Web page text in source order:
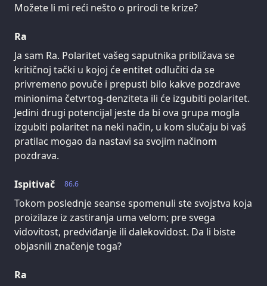
Možete li mi reći nešto o prirodi te krize?
Ra
Ja sam Ra. Polaritet vašeg saputnika približava se
kritičnoj tački u kojoj će entitet odlučiti da se
privremeno povuče i prepusti bilo kakve pozdrave
minionima četvrtog-denziteta ili će izgubiti polaritet.
Jedini drugi potencijal jeste da bi ova grupa mogla
izgubiti polaritet na neki način, u kom slučaju bi vaš
pratilac mogao da nastavi sa svojim načinom
pozdrava.
86.6
Ispitivač
Tokom poslednje seanse spomenuli ste svojstva koja
proizilaze iz zastiranja uma velom; pre svega
vidovitost, predviđanje ili dalekovidost. Da li biste
objasnili značenje toga?
Ra